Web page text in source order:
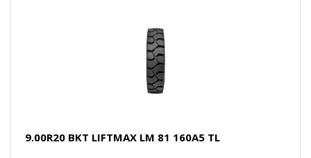
9.00R20 BKT LIFTMAX LM 81 160A5 TL